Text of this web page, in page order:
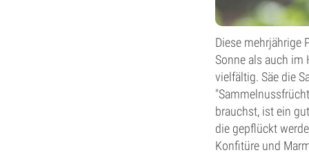
Diese mehrjährige
Sonne als auch im
vielfältig. Säe die
brauchst, ist ein
die gepflückt
Konfitüre und